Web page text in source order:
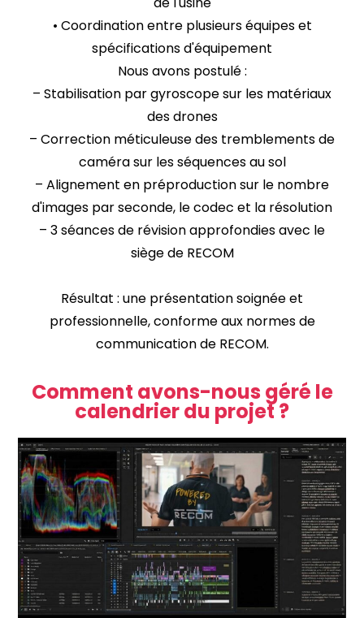
• Coordination entre plusieurs équipes et
spécifications d'équipement
Nous avons postulé :
– Stabilisation par gyroscope sur les matériaux
des drones
– Correction méticuleuse des tremblements de
caméra sur les séquences au sol
– Alignement en préproduction sur le nombre
d'images par seconde, le codec et la résolution
– 3 séances de révision approfondies avec le
siège de RECOM
Résultat : une présentation soignée et
professionnelle, conforme aux normes de
communication de RECOM.
Comment avons-nous géré le
calendrier du projet ?